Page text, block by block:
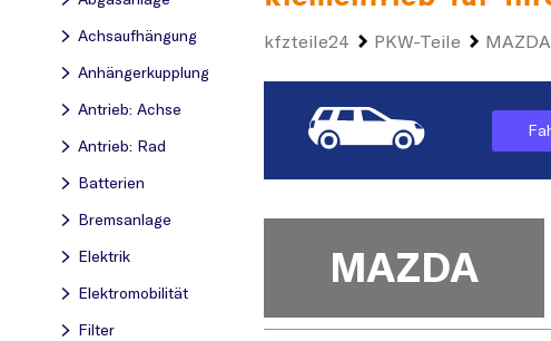
Achsaufhängung
Anhängerkupplung
Antrieb: Achse
Antrieb: Rad
Batterien
Bremsanlage
Elektrik
Elektromobilität
Filter
kfzteile24 PKW-Teile MAZDA
MAZDA